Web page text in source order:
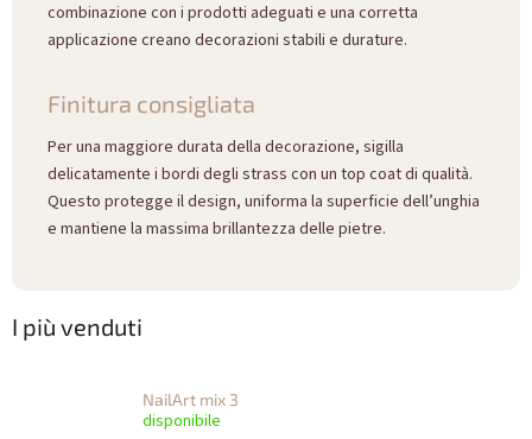
combinazione con i prodotti adeguati e una corretta
applicazione creano decorazioni stabili e durature.
Finitura consigliata
Per una maggiore durata della decorazione, sigilla
delicatamente i bordi degli strass con un top coat di qualità.
Questo protegge il design, uniforma la superficie dell’unghia
e mantiene la massima brillantezza delle pietre.
I più venduti
NailArt mix 3
disponibile